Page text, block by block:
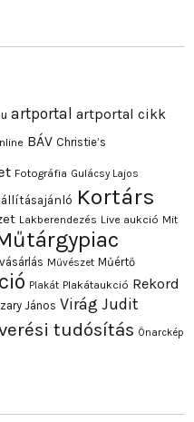
artportal artportal cikk
BÁV Christie’s
Fotográfia Gulácsy Lajos
Kortárs
Lakberendezés Live aukció Mit
Művészet Műértő
Plakát Plakátaukció Rekord
János Virág Judit
tudósítás Önarckép